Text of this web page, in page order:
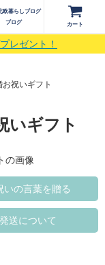
レゼント！
ブログ カート
祝いギフト
いギフト
いの言葉を贈る
発送について